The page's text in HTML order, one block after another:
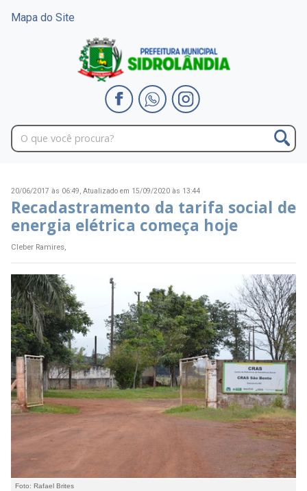
Mapa do Site
20/06/2017 às 06:49, Atualizado em 15/09/2020 às 13:44
Recadastramento da tarifa social de
energia elétrica começa hoje
Cleber Ramires,
Foto: Rafael Brites